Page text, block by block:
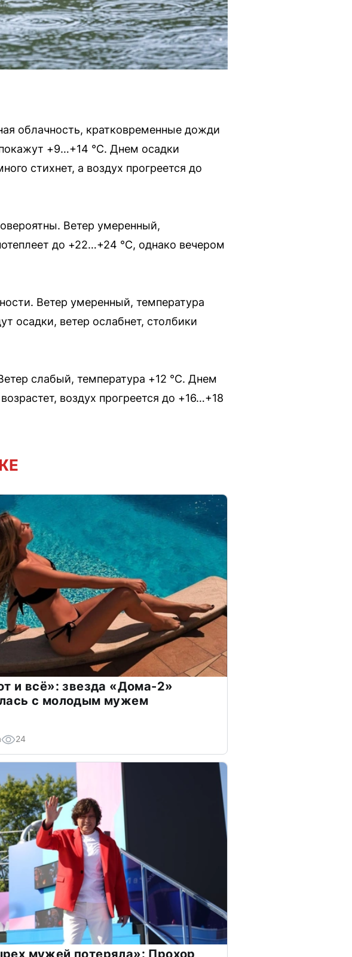
облачность, кратковременные дожди
+9…+14 °C. Днем осадки
стихнет, а воздух прогреется до
Ветер умеренный,
до +22…+24 °C, однако вечером
Ветер умеренный, температура
осадки, ветер ослабнет, столбики
слабый, температура +12 °C. Днем
воздух прогреется до +16…+18
и всё»: звезда «Дома-2»
с молодым мужем
24